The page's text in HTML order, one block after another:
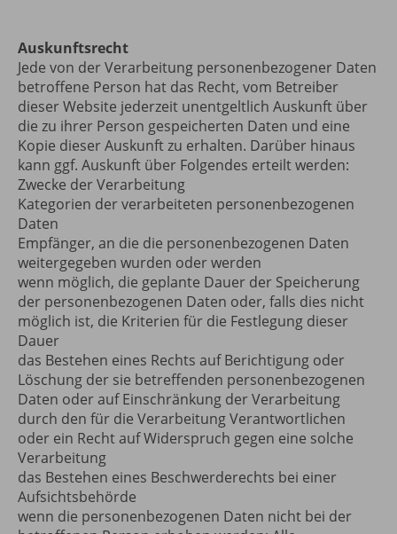
Auskunftsrecht
Jede von der Verarbeitung personenbezogener Daten
betroffene Person hat das Recht, vom Betreiber
dieser Website jederzeit unentgeltlich Auskunft über
die zu ihrer Person gespeicherten Daten und eine
Kopie dieser Auskunft zu erhalten. Darüber hinaus
kann ggf. Auskunft über Folgendes erteilt werden:
Zwecke der Verarbeitung
Kategorien der verarbeiteten personenbezogenen
Daten
Empfänger, an die die personenbezogenen Daten
weitergegeben wurden oder werden
wenn möglich, die geplante Dauer der Speicherung
der personenbezogenen Daten oder, falls dies nicht
möglich ist, die Kriterien für die Festlegung dieser
Dauer
das Bestehen eines Rechts auf Berichtigung oder
Löschung der sie betreffenden personenbezogenen
Daten oder auf Einschränkung der Verarbeitung
durch den für die Verarbeitung Verantwortlichen
oder ein Recht auf Widerspruch gegen eine solche
Verarbeitung
das Bestehen eines Beschwerderechts bei einer
Aufsichtsbehörde
wenn die personenbezogenen Daten nicht bei der